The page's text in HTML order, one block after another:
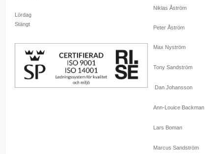
Lördag
Stängt
Niklas Åström
Peter Åström
Max Nyström
Tony Sandström
Dan Johansson
Ann-Louice Backman
Lars Boman
Marcus Sandström